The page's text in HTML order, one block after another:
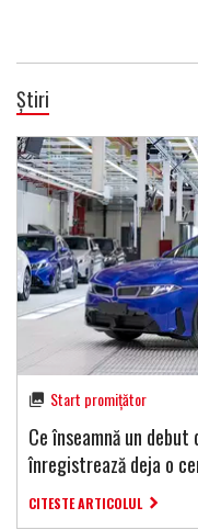
Știri
Start promițător
Ce înseamnă un
înregistrează deja o
CITESTE ARTICOLUL